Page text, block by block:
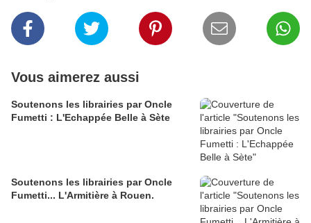
Vous aimerez aussi
Soutenons les librairies par Oncle
Fumetti : L'Echappée Belle à Sète
Soutenons les librairies par Oncle
Fumetti... L'Armitière à Rouen.